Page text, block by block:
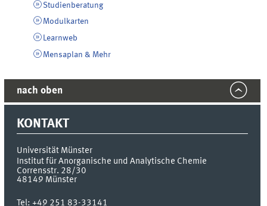
Studienberatung
Modulkarten
Learnweb
Mensaplan & Mehr
nach oben
KONTAKT
Universität Münster
Institut für Anorganische und Analytische Chemie
Corrensstr. 28/30
48149 Münster
Tel:+49 251 83-33141